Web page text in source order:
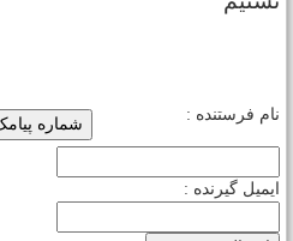
شماره پیامک : 5000249004
فرستنده :
گیرنده :